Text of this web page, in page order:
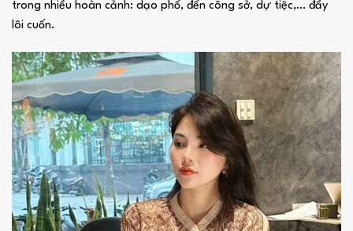
trong nhiều hoàn cảnh: dạo phố, đến công sở, dự tiệc,… đầy
lôi cuốn.